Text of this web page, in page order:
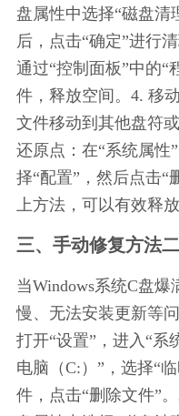
盘属性中选择“磁盘清
后，点击“确定”进行
通过“控制面板”中的“
件，释放空间。4. 移
文件移动到其他盘符
还原点：在“系统属性
择“配置”，然后点击“
上方法，可以有效释
三、手动修复方法二
当Windows系统C盘
慢、无法安装更新等
打开“设置”，进入“系
电脑（C:）”，选择“
件，点击“删除文件”